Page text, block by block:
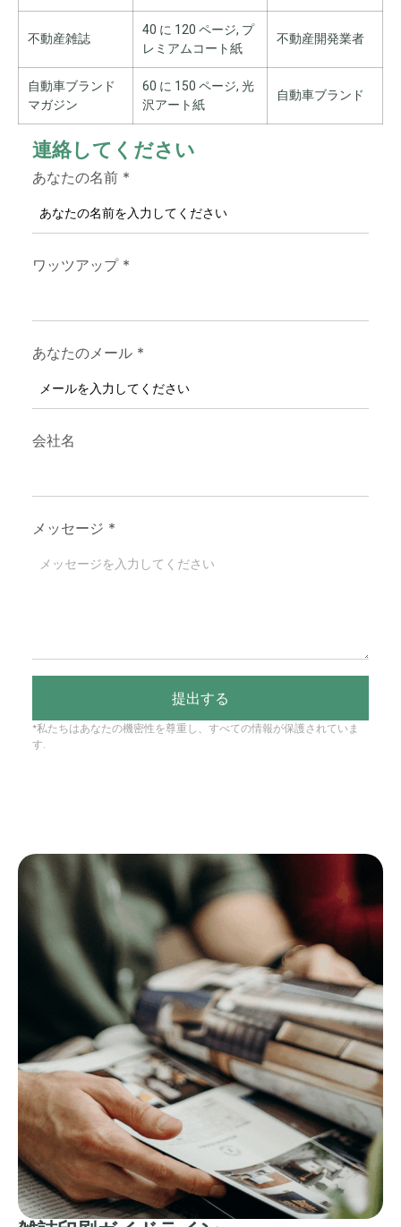
不動産雑誌
40 に 120 ページ, プ
レミアムコート紙
不動産開発業者
自動車ブランド
マガジン
60 に 150 ページ, 光
沢アート紙
自動車ブランド
連絡してください
あなたの名前 *
ワッツアップ *
あなたのメール *
会社名
メッセージ *
提出する
*私たちはあなたの機密性を尊重し、すべての情報が保護されていま
す.